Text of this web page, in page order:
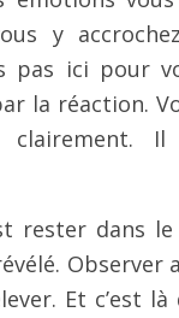
y
pas ici pour
la réaction.
clairement.
rester dans
Observer
Et c’est